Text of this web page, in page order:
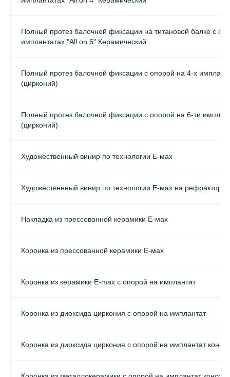
Полный протез балочной фиксации на титановой балке с
имплантатах "All on 6" Керамический
Полный протез балочной фиксации с опорой на 4-х
(цирконий)
Полный протез балочной фиксации с опорой на 6-ти
(цирконий)
Художественный винир по технологии E-мах
Художественный винир по технологии E-мах на рефракторе
Накладка из прессованной керамики Е-мах
Коронка из прессованной керамики Е-мах
Коронка из керамики E-max с опорой на имплантат
Коронка из диоксида циркония с опорой на имплантат
Коронка из диоксида циркония с опорой на имплантат